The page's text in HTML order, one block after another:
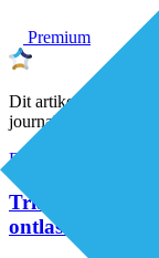
Premium
Dit artikel is
journalist
Eerstelijnszorg
Triageteam
ontlast de